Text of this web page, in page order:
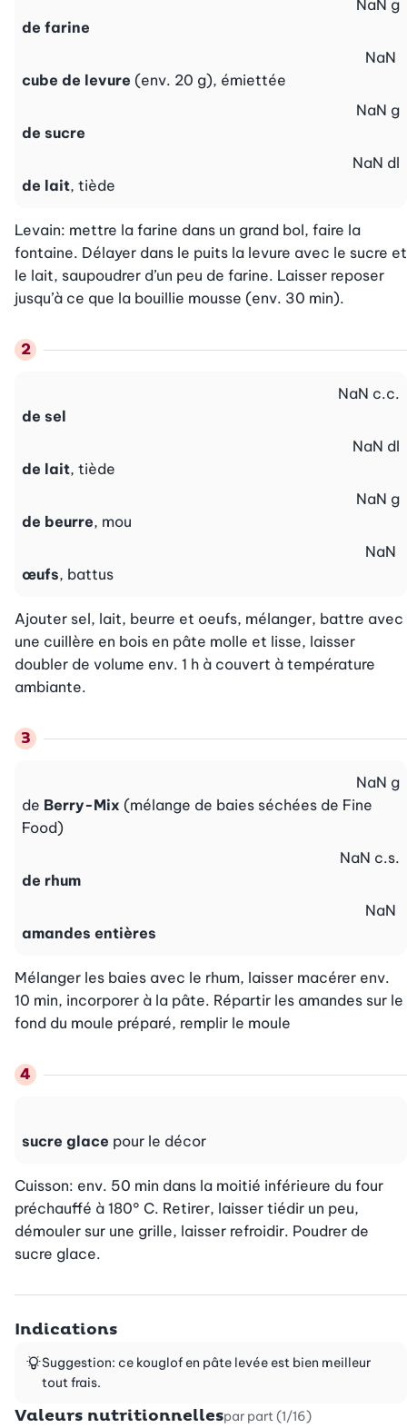
de farine
NaN g
cube de levure (env. 20 g), émiettée
NaN
de sucre
NaN g
de lait, tiède
NaN dl
Levain: mettre la farine dans un grand bol, faire la
fontaine. Délayer dans le puits la levure avec le sucre et
le lait, saupoudrer d’un peu de farine. Laisser reposer
jusqu’à ce que la bouillie mousse (env. 30 min).
de sel
NaN c.c.
de lait, tiède
NaN dl
de beurre, mou
NaN g
œufs, battus
NaN
Ajouter sel, lait, beurre et oeufs, mélanger, battre avec
une cuillère en bois en pâte molle et lisse, laisser
doubler de volume env. 1 h à couvert à température
ambiante.
de Berry-Mix (mélange de baies séchées de Fine
Food)
NaN g
de rhum
NaN c.s.
amandes entières
NaN
Mélanger les baies avec le rhum, laisser macérer env.
10 min, incorporer à la pâte. Répartir les amandes sur le
fond du moule préparé, remplir le moule
sucre glace pour le décor
Cuisson: env. 50 min dans la moitié inférieure du four
préchauffé à 180° C. Retirer, laisser tiédir un peu,
démouler sur une grille, laisser refroidir. Poudrer de
sucre glace.
Indications
Suggestion: ce kouglof en pâte levée est bien meilleur
tout frais.
Valeurs nutritionnellespar part (1/16)